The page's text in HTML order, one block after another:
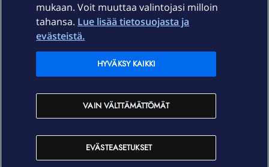
Ajankohtaista
Elisa Oyj
In English
mukaan. Voit muuttaa valintojasi milloin
tahansa. Lue lisää tietosuojasta ja
evästeistä.
EVÄSTEASETUKSET
VAIN VÄLTTÄMÄTTÖMÄT
HYVÄKSY KAIKKI